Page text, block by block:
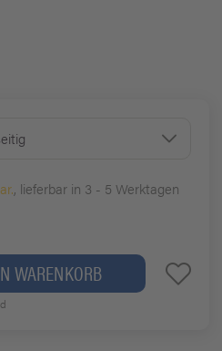
, lieferbar in 3 - 5 Werktagen
WARENKORB